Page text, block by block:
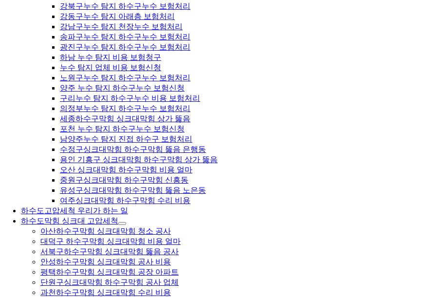
강북구누수 탐지 하수구누수 보험처리
강동구누수 탐지 아래층 보험처리
강남구누수 탐지 천장누수 보험처리
송파구누수 탐지 하수구누수 보험처리
광진구누수 탐지 하수구누수 보험처리
하남 누수 탐지 비용 보험청구
누수 탐지 업체 비용 보험신청
노원구누수 탐지 하수구누수 보험처리
양주 누수 탐지 하수구누수 보험신청
구리누수 탐지 하수구누수 비용 보험처리
의정부누수 탐지 하수구누수 보험처리
세종하수구막힘 싱크대막힘 상가 뚫음
포천 누수 탐지 하수구누수 보험신청
남양주누수 탐지 진접 하수구 보험처리
수정구싱크대막힘 하수구막힘 뚫음 은행동
용인 기흥구 싱크대막힘 하수구막힘 상가 뚫음
오산 싱크대막힘 하수구막힘 비용 얼마
중원구싱크대막힘 하수구막힘 신흥동
유성구싱크대막힘 하수구막힘 뚫음 노은동
여주싱크대막힘 하수구막힘 수리 비용
하수도고압세척 우리가 하는 일
하수도막힘 싱크대 고압세척
아산하수구막힘 싱크대막힘 청소 공사
대덕구 하수구막힘 싱크대막힘 비용 얼마
서북구하수구막힘 싱크대막힘 뚫음 공사
안성하수구막힘 싱크대막힘 공사 비용
평택하수구막힘 싱크대막힘 공장 아파트
단원구싱크대막힘 하수구막힘 공사 업체
과천하수구막힘 싱크대막힘 수리 비용